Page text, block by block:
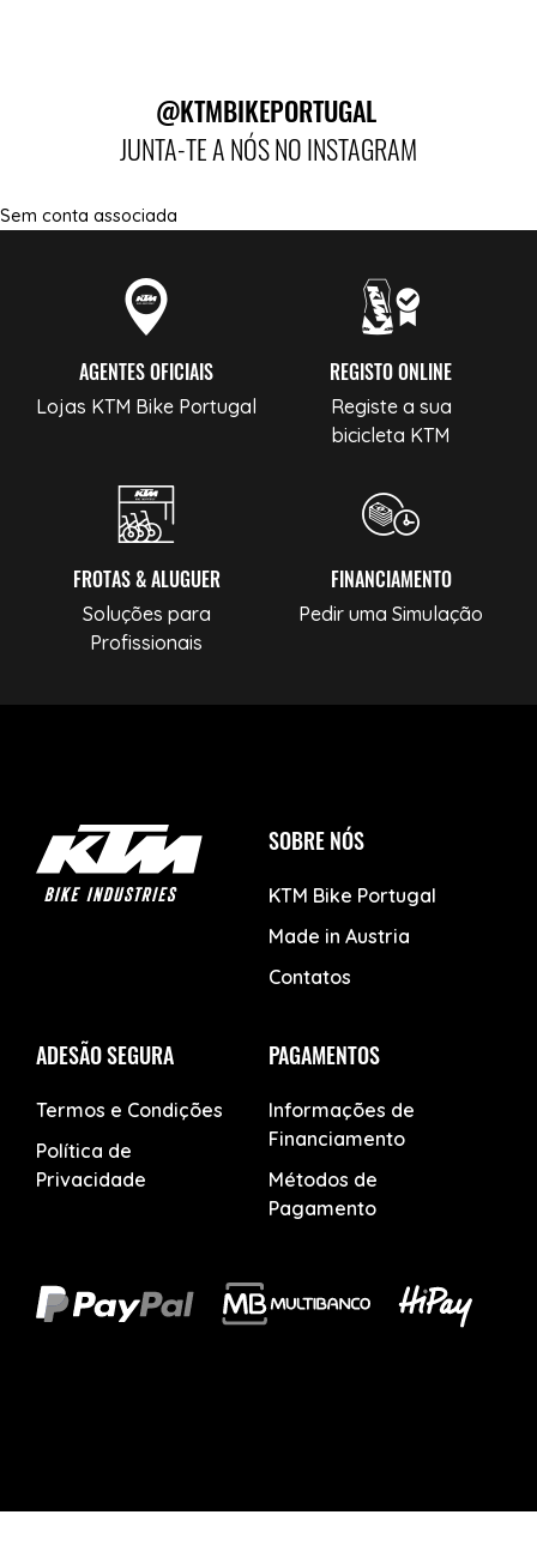
@KTMBIKEPORTUGAL
JUNTA-TE A NÓS NO INSTAGRAM
Sem conta associada
AGENTES OFICIAIS
Lojas KTM Bike Portugal
REGISTO ONLINE
Registe a sua
bicicleta KTM
FROTAS & ALUGUER
Soluções para
Profissionais
FINANCIAMENTO
Pedir uma Simulação
SOBRE NÓS
KTM Bike Portugal
Made in Austria
Contatos
ADESÃO SEGURA
Termos e Condições
Política de
Privacidade
PAGAMENTOS
Informações de
Financiamento
Métodos de
Pagamento